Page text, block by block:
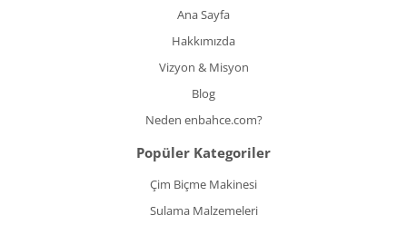
Ana Sayfa
Hakkımızda
Vizyon & Misyon
Blog
Neden enbahce.com?
Popüler Kategoriler
Çim Biçme Makinesi
Sulama Malzemeleri